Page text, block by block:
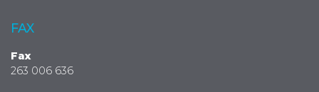
FAX
Fax
263 006 636